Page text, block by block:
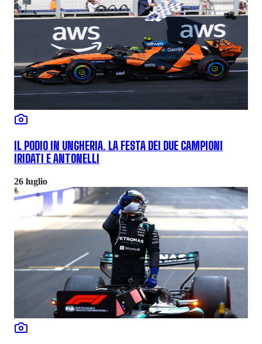
IL PODIO IN UNGHERIA. LA FESTA DEI DUE CAMPIONI
IRIDATI E ANTONELLI
26 luglio